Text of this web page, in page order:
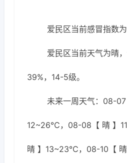
爱民区当前感冒指数为
爱民区当前天气为晴
39%，14-5级。
未来一周天气：08-07
12~26℃，08-08【 晴 】
晴 】13~23℃，08-10【